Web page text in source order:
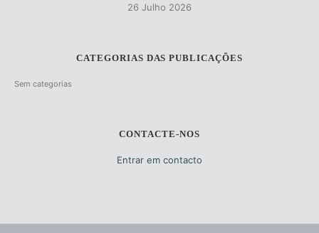
26 Julho 2026
CATEGORIAS DAS PUBLICAÇÕES
Sem categorias
CONTACTE-NOS
Entrar em contacto